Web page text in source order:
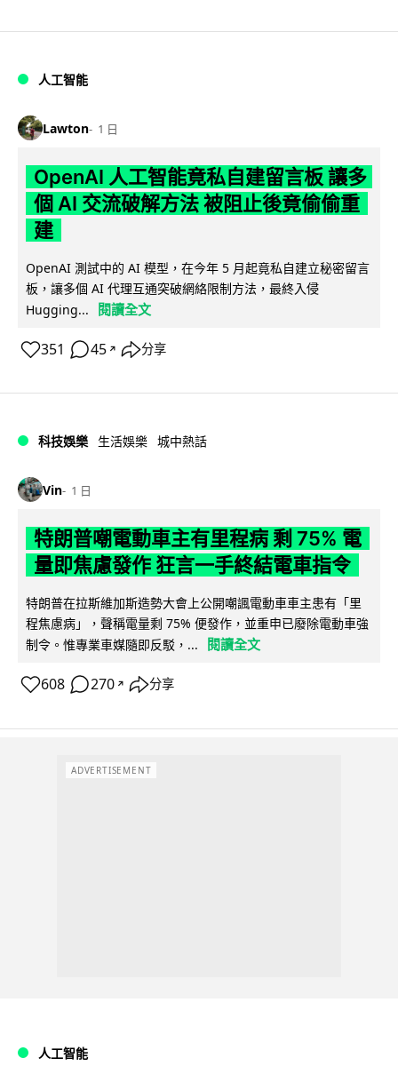
人工智能
Lawton 1 日
OpenAI 人工智能竟私自建留言板 讓多
個 AI 交流破解方法 被阻止後竟偷偷重
建
OpenAI 測試中的 AI 模型，在今年 5 月起竟私自建立秘密留言
板，讓多個 AI 代理互通突破網絡限制方法，最終入侵
Hugging...
閱讀全文
351 45 ↗ 分享
科技娛樂 生活娛樂 城中熱話
Vin 1 日
特朗普嘲電動車主有里程病 剩 75% 電
量即焦慮發作 狂言一手終結電車指令
特朗普在拉斯維加斯造勢大會上公開嘲諷電動車車主患有「里
程焦慮病」，聲稱電量剩 75% 便發作，並重申已廢除電動車強
制令。惟專業車媒隨即反駁，...
閱讀全文
608 270 ↗ 分享
ADVERTISEMENT
人工智能